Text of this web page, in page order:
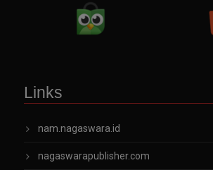
Links
nam.nagaswara.id
nagaswarapublisher.com